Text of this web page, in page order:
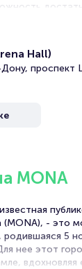
и надежный
мероприятия
более двух
Hall)
проспект
MONA
- это
родившаяся 5
нее этот
вдохновляя